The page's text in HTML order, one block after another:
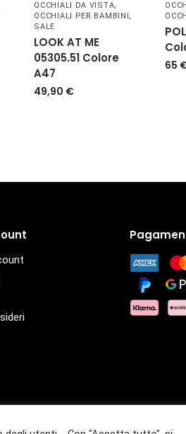
OCCHIALI DA VISTA,
OCCHIALI PER BAMBINI ,
SALE
LOOK AT ME
05305.51 Colore
A47
49,90 €
65